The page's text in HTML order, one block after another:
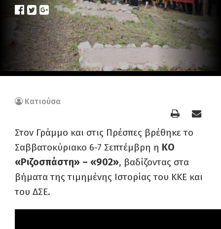
Κατιούσα
Στον Γράμμο και στις Πρέσπες βρέθηκε το
Σαββατοκύριακο 6-7 Σεπτέμβρη η ΚΟ
«Ριζοσπάστη» – «902», βαδίζοντας στα
βήματα της τιμημένης Ιστορίας του ΚΚΕ και
του ΔΣΕ.